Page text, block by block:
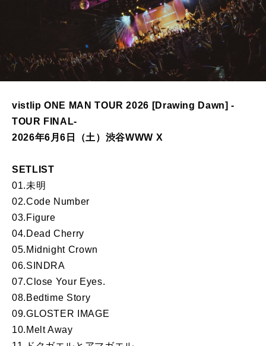
vistlip ONE MAN TOUR 2026 [Drawing Dawn] -
TOUR FINAL-
2026年6月6日（土）渋谷WWW X
SETLIST
01.未明
02.Code Number
03.Figure
04.Dead Cherry
05.Midnight Crown
06.SINDRA
07.Close Your Eyes.
08.Bedtime Story
09.GLOSTER IMAGE
10.Melt Away